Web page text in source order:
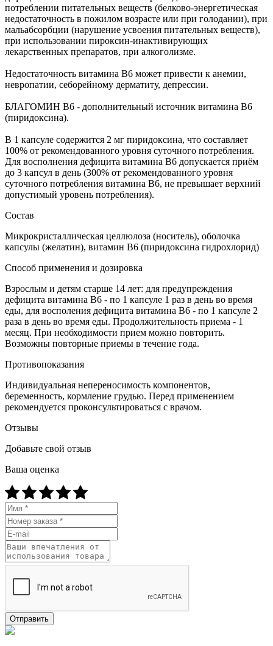
потреблении питательных веществ (белково-энергетическая
недостаточность в пожилом возрасте или при голодании), при
мальабсорбции (нарушение усвоения питательных веществ),
при использовании пироксин-инактивирующих
лекарственных препаратов, при алкоголизме.
Недостаточность витамина В6 может привести к анемии,
невропатии, себорейному дерматиту, депрессии.
БЛАГОМИН В6 - дополнительный источник витамина В6
(пиридоксина).
В 1 капсуле содержится 2 мг пиридоксина, что составляет
100% от рекомендованного уровня суточного потребления.
Для восполнения дефицита витамина В6 допускается приём
до 3 капсул в день (300% от рекомендованного уровня
суточного потребления витамина В6, не превышает верхний
допустимый уровень потребления).
Состав
Микрокристаллическая целлюлоза (носитель), оболочка
капсулы (желатин), витамин В6 (пиридоксина гидрохлорид)
Способ применения и дозировка
Взрослым и детям старше 14 лет: для предупреждения
дефицита витамина В6 - по 1 капсуле 1 раз в день во время
еды, для восполения дефицита витамина В6 - по 1 капсуле 2
раза в день во время еды. Продолжительность приема - 1
месяц. При необходимости прием можно повторить.
Возможны повторные приемы в течение года.
Противопоказания
Индивидуальная непереносимость компонентов,
беременность, кормление грудью. Перед применением
рекомендуется проконсультироваться с врачом.
Отзывы
Добавьте свой отзыв
Ваша оценка
Отправить